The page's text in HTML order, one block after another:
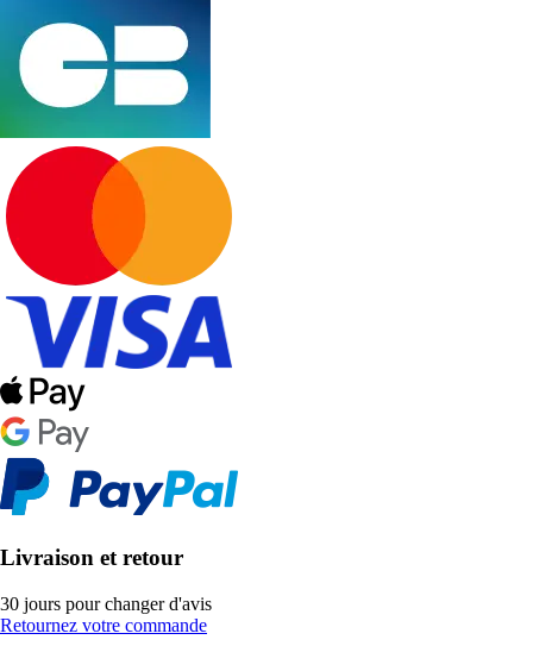
Livraison et retour
30 jours pour changer d'avis
Retournez votre commande